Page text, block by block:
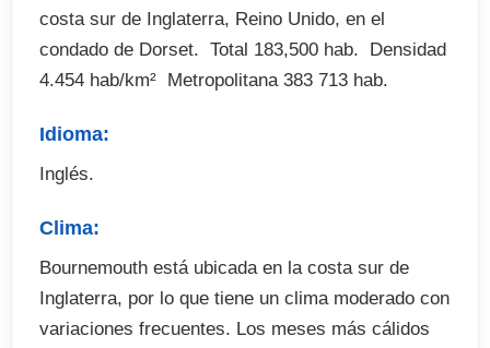
costa sur de Inglaterra, Reino Unido, en el
condado de Dorset.  Total 183,500 hab.  Densidad
4.454 hab/km²  Metropolitana 383 713 hab.
Idioma:
Inglés.
Clima:
Bournemouth está ubicada en la costa sur de
Inglaterra, por lo que tiene un clima moderado con
variaciones frecuentes. Los meses más cálidos